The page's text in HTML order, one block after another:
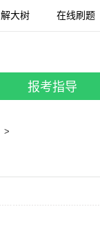
单位
大树 在线刷题
报考指导